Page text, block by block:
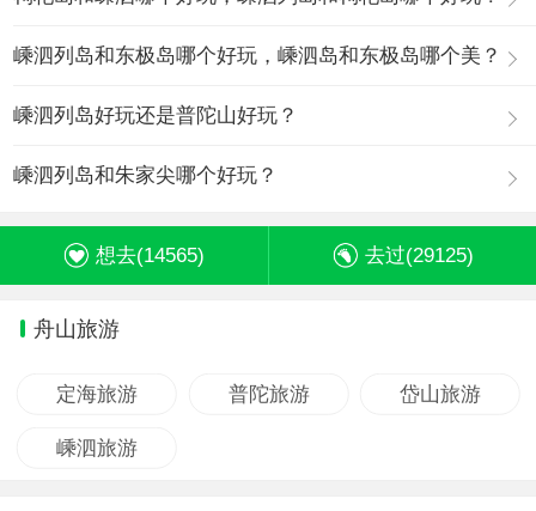
嵊泗列岛和东极岛哪个好玩，嵊泗岛和东极岛哪个美？
嵊泗列岛好玩还是普陀山好玩？
嵊泗列岛和朱家尖哪个好玩？
想去(14565) 去过(29125)
舟山旅游
定海旅游 普陀旅游 岱山旅游
嵊泗旅游